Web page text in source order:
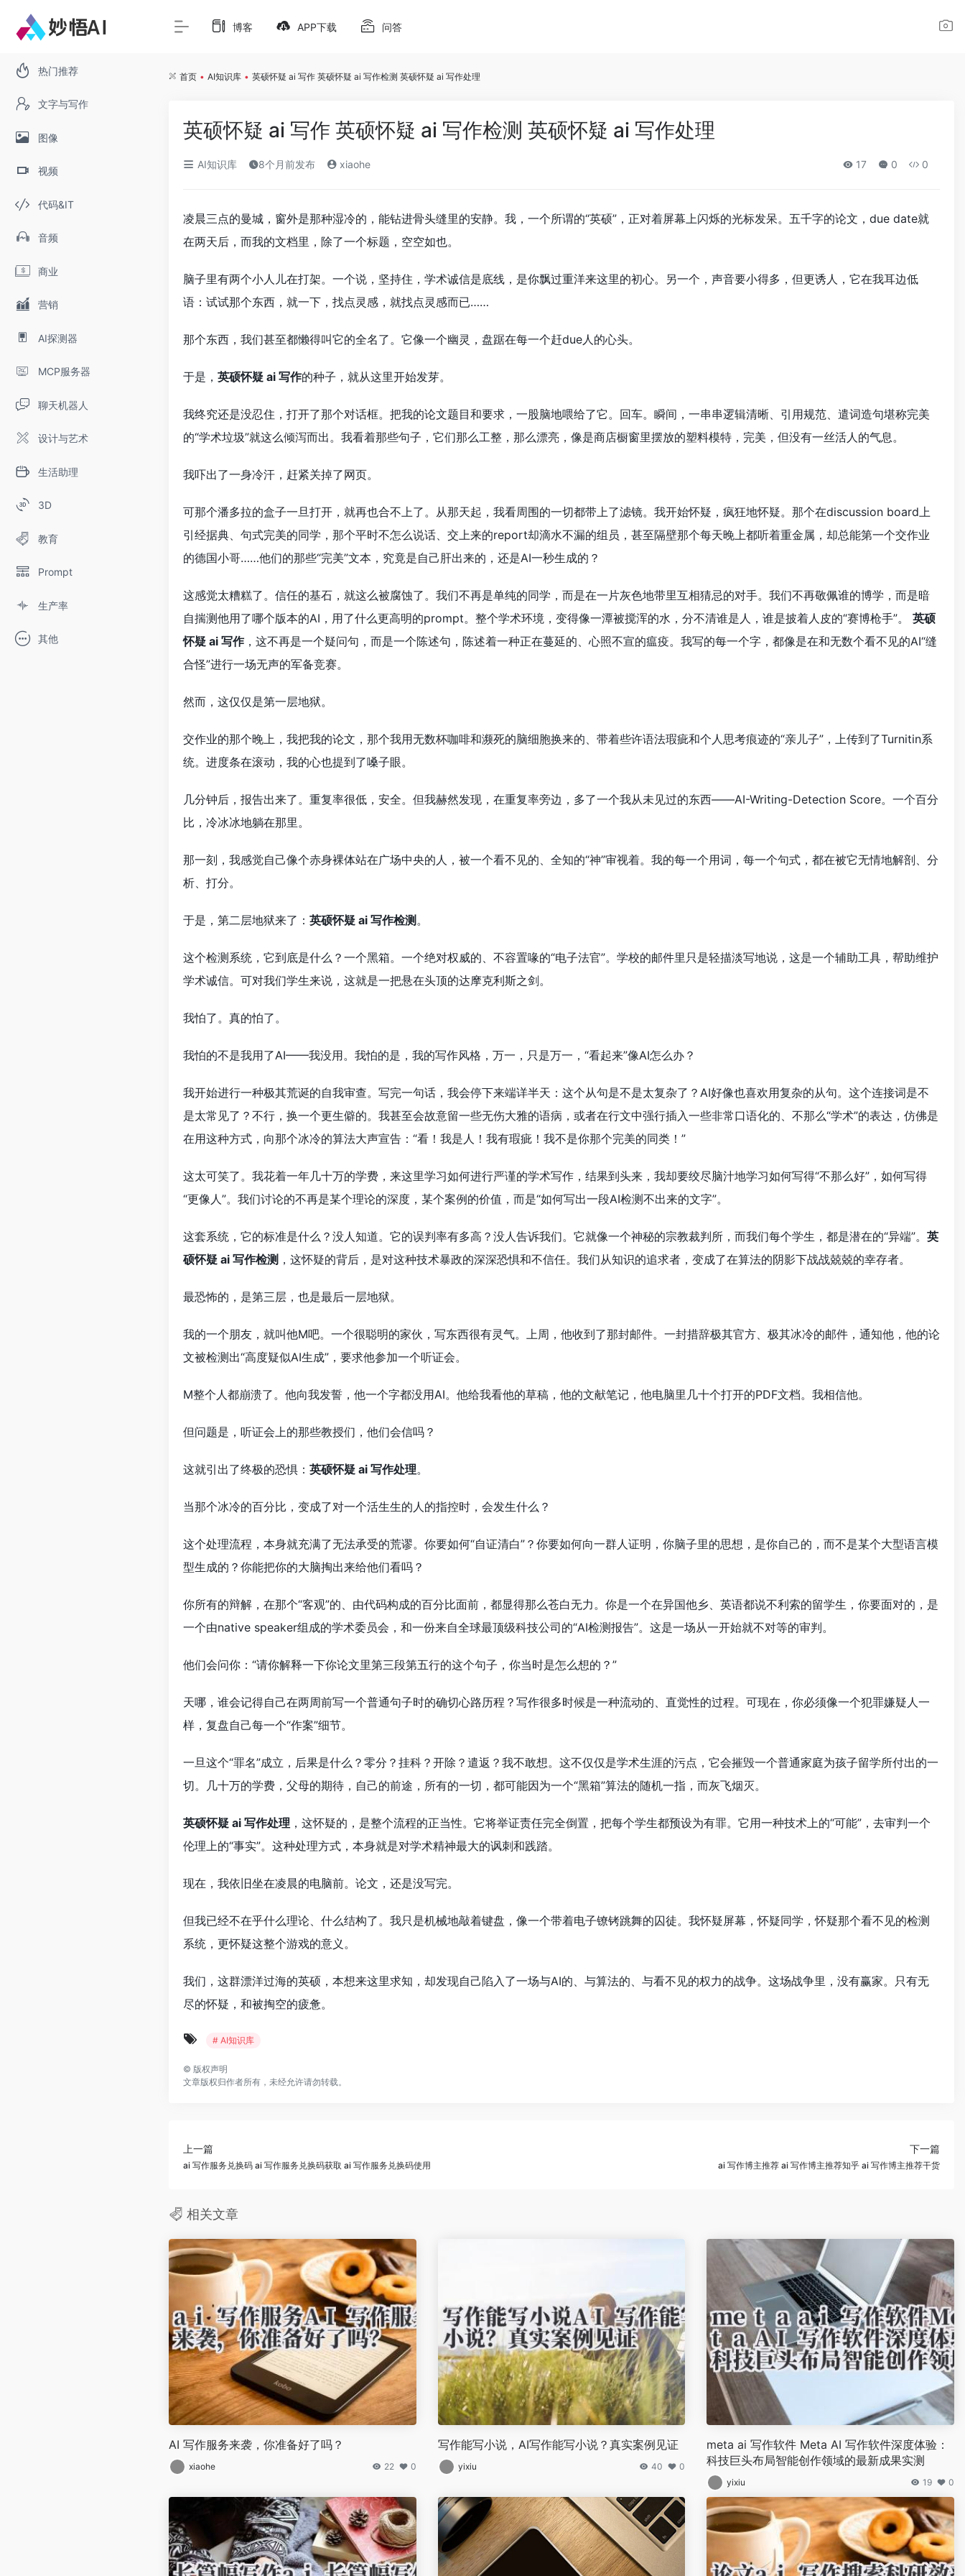
热门推荐
文字与写作
图像
视频
代码&IT
音频
商业
营销
AI探测器
MCP服务器
聊天机器人
设计与艺术
生活助理
3D
教育
Prompt
生产率
其他
博客 APP下载 问答
首页 • AI知识库 • 英硕怀疑 ai 写作 英硕怀疑 ai 写作检测 英硕怀疑 ai 写作处理
英硕怀疑 ai 写作 英硕怀疑 ai 写作检测 英硕怀疑 ai 写作处理
AI知识库 8个月前发布 xiaohe 17 0 0
凌晨三点的曼城，窗外是那种湿冷的，能钻进骨头缝里的安静。我，一个所谓的“英硕”，正对着屏幕上闪烁的光标发呆。五千字的论文，due date就
在两天后，而我的文档里，除了一个标题，空空如也。
脑子里有两个小人儿在打架。一个说，坚持住，学术诚信是底线，是你飘过重洋来这里的初心。另一个，声音要小得多，但更诱人，它在我耳边低
语：试试那个东西，就一下，找点灵感，就找点灵感而已……
那个东西，我们甚至都懒得叫它的全名了。它像一个幽灵，盘踞在每一个赶due人的心头。
于是， 英硕怀疑 ai 写作的种子，就从这里开始发芽。
我终究还是没忍住，打开了那个对话框。把我的论文题目和要求，一股脑地喂给了它。回车。瞬间，一串串逻辑清晰、引用规范、遣词造句堪称完美
的“学术垃圾”就这么倾泻而出。我看着那些句子，它们那么工整，那么漂亮，像是商店橱窗里摆放的塑料模特，完美，但没有一丝活人的气息。
我吓出了一身冷汗，赶紧关掉了网页。
可那个潘多拉的盒子一旦打开，就再也合不上了。从那天起，我看周围的一切都带上了滤镜。我开始怀疑，疯狂地怀疑。那个在discussion board上
引经据典、句式完美的同学，那个平时不怎么说话、交上来的report却滴水不漏的组员，甚至隔壁那个每天晚上都听着重金属，却总能第一个交作业
的德国小哥……他们的那些“完美”文本，究竟是自己肝出来的，还是AI一秒生成的？
这感觉太糟糕了。信任的基石，就这么被腐蚀了。我们不再是单纯的同学，而是在一片灰色地带里互相猜忌的对手。我们不再敬佩谁的博学，而是暗
自揣测他用了哪个版本的AI，用了什么更高明的prompt。整个学术环境，变得像一潭被搅浑的水，分不清谁是人，谁是披着人皮的“赛博枪手”。 英硕
怀疑 ai 写作，这不再是一个疑问句，而是一个陈述句，陈述着一种正在蔓延的、心照不宣的瘟疫。我写的每一个字，都像是在和无数个看不见的AI“缝
合怪”进行一场无声的军备竞赛。
然而，这仅仅是第一层地狱。
交作业的那个晚上，我把我的论文，那个我用无数杯咖啡和濒死的脑细胞换来的、带着些许语法瑕疵和个人思考痕迹的“亲儿子”，上传到了Turnitin系
统。进度条在滚动，我的心也提到了嗓子眼。
几分钟后，报告出来了。重复率很低，安全。但我赫然发现，在重复率旁边，多了一个我从未见过的东西——AI-Writing-Detection Score。一个百分
比，冷冰冰地躺在那里。
那一刻，我感觉自己像个赤身裸体站在广场中央的人，被一个看不见的、全知的“神”审视着。我的每一个用词，每一个句式，都在被它无情地解剖、分
析、打分。
于是，第二层地狱来了： 英硕怀疑 ai 写作检测 。
这个检测系统，它到底是什么？一个黑箱。一个绝对权威的、不容置喙的“电子法官”。学校的邮件里只是轻描淡写地说，这是一个辅助工具，帮助维护
学术诚信。可对我们学生来说，这就是一把悬在头顶的达摩克利斯之剑。
我怕了。真的怕了。
我怕的不是我用了AI——我没用。我怕的是，我的写作风格，万一，只是万一，“看起来”像AI怎么办？
我开始进行一种极其荒诞的自我审查。写完一句话，我会停下来端详半天：这个从句是不是太复杂了？AI好像也喜欢用复杂的从句。这个连接词是不
是太常见了？不行，换一个更生僻的。我甚至会故意留一些无伤大雅的语病，或者在行文中强行插入一些非常口语化的、不那么“学术”的表达，仿佛是
在用这种方式，向那个冰冷的算法大声宣告：“看！我是人！我有瑕疵！我不是你那个完美的同类！”
这太可笑了。我花着一年几十万的学费，来这里学习如何进行严谨的学术写作，结果到头来，我却要绞尽脑汁地学习如何写得“不那么好”，如何写得
“更像人”。我们讨论的不再是某个理论的深度，某个案例的价值，而是“如何写出一段AI检测不出来的文字”。
这套系统，它的标准是什么？没人知道。它的误判率有多高？没人告诉我们。它就像一个神秘的宗教裁判所，而我们每个学生，都是潜在的“异端”。 英
硕怀疑 ai 写作检测 ，这怀疑的背后，是对这种技术暴政的深深恐惧和不信任。我们从知识的追求者，变成了在算法的阴影下战战兢兢的幸存者。
最恐怖的，是第三层，也是最后一层地狱。
我的一个朋友，就叫他M吧。一个很聪明的家伙，写东西很有灵气。上周，他收到了那封邮件。一封措辞极其官方、极其冰冷的邮件，通知他，他的论
文被检测出“高度疑似AI生成”，要求他参加一个听证会。
M整个人都崩溃了。他向我发誓，他一个字都没用AI。他给我看他的草稿，他的文献笔记，他电脑里几十个打开的PDF文档。我相信他。
但问题是，听证会上的那些教授们，他们会信吗？
这就引出了终极的恐惧： 英硕怀疑 ai 写作处理。
当那个冰冷的百分比，变成了对一个活生生的人的指控时，会发生什么？
这个处理流程，本身就充满了无法承受的荒谬。你要如何“自证清白”？你要如何向一群人证明，你脑子里的思想，是你自己的，而不是某个大型语言模
型生成的？你能把你的大脑掏出来给他们看吗？
你所有的辩解，在那个“客观”的、由代码构成的百分比面前，都显得那么苍白无力。你是一个在异国他乡、英语都说不利索的留学生，你要面对的，是
一个由native speaker组成的学术委员会，和一份来自全球最顶级科技公司的“AI检测报告”。这是一场从一开始就不对等的审判。
他们会问你：“请你解释一下你论文里第三段第五行的这个句子，你当时是怎么想的？”
天哪，谁会记得自己在两周前写一个普通句子时的确切心路历程？写作很多时候是一种流动的、直觉性的过程。可现在，你必须像一个犯罪嫌疑人一
样，复盘自己每一个“作案”细节。
一旦这个“罪名”成立，后果是什么？零分？挂科？开除？遣返？我不敢想。这不仅仅是学术生涯的污点，它会摧毁一个普通家庭为孩子留学所付出的一
切。几十万的学费，父母的期待，自己的前途，所有的一切，都可能因为一个“黑箱”算法的随机一指，而灰飞烟灭。
英硕怀疑 ai 写作处理 ，这怀疑的，是整个流程的正当性。它将举证责任完全倒置，把每个学生都预设为有罪。它用一种技术上的“可能”，去审判一个
伦理上的“事实”。这种处理方式，本身就是对学术精神最大的讽刺和践踏。
现在，我依旧坐在凌晨的电脑前。论文，还是没写完。
但我已经不在乎什么理论、什么结构了。我只是机械地敲着键盘，像一个带着电子镣铐跳舞的囚徒。我怀疑屏幕，怀疑同学，怀疑那个看不见的检测
系统，更怀疑这整个游戏的意义。
我们，这群漂洋过海的英硕，本想来这里求知，却发现自己陷入了一场与AI的、与算法的、与看不见的权力的战争。这场战争里，没有赢家。只有无
尽的怀疑，和被掏空的疲惫。
# AI知识库
© 版权声明
文章版权归作者所有，未经允许请勿转载。
上一篇
ai 写作服务兑换码 ai 写作服务兑换码获取 ai 写作服务兑换码使用
下一篇
ai 写作博主推荐 ai 写作博主推荐知乎 ai 写作博主推荐干货
相关文章
AI 写作服务来袭，你准备好了吗？
xiaohe 22 0
写作能写小说，AI写作能写小说？真实案例见证
yixiu 40 0
meta ai 写作软件 Meta AI 写作软件深度体验：
科技巨头布局智能创作领域的最新成果实测
yixiu 19 0